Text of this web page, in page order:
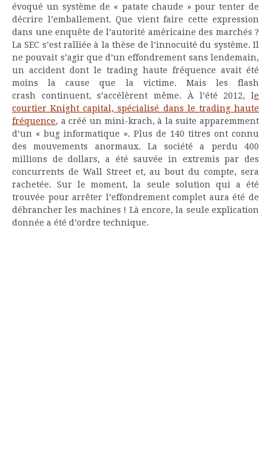
évoqué un système de « patate chaude » pour tenter de
décrire l’emballement. Que vient faire cette expression
dans une enquête de l’autorité américaine des marchés ?
La SEC s’est ralliée à la thèse de l’innocuité du système. Il
ne pouvait s’agir que d’un effondrement sans lendemain,
un accident dont le trading haute fréquence avait été
moins la cause que la victime. Mais les flash
crash continuent, s’accélèrent même. À l’été 2012, le
courtier Knight capital, spécialisé dans le trading haute
fréquence, a créé un mini-krach, à la suite apparemment
d’un « bug informatique ». Plus de 140 titres ont connu
des mouvements anormaux. La société a perdu 400
millions de dollars, a été sauvée in extremis par des
concurrents de Wall Street et, au bout du compte, sera
rachetée. Sur le moment, la seule solution qui a été
trouvée pour arrêter l’effondrement complet aura été de
débrancher les machines ! Là encore, la seule explication
donnée a été d’ordre technique.